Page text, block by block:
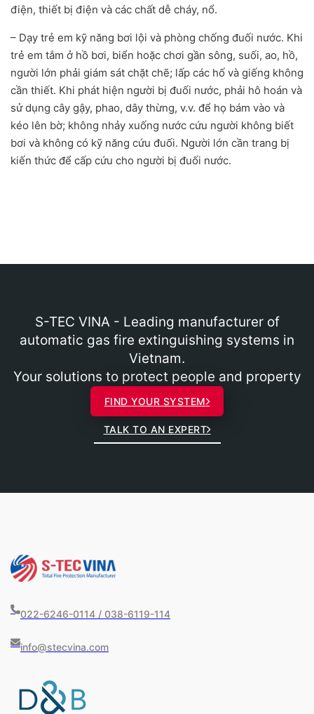
điện, thiết bị điện và các chất dễ cháy, nổ.
– Dạy trẻ em kỹ năng bơi lội và phòng chống đuối nước. Khi
trẻ em tắm ở hồ bơi, biển hoặc chơi gần sông, suối, ao, hồ,
người lớn phải giám sát chặt chẽ; lấp các hố và giếng không
cần thiết. Khi phát hiện người bị đuối nước, phải hô hoán và
sử dụng cây gậy, phao, dây thừng, v.v. để họ bám vào và
kéo lên bờ; không nhảy xuống nước cứu người không biết
bơi và không có kỹ năng cứu đuối. Người lớn cần trang bị
kiến thức để cấp cứu cho người bị đuối nước.
S-TEC VINA - Leading manufacturer of
automatic gas fire extinguishing systems in
Vietnam.
Your solutions to protect people and property
FIND YOUR SYSTEM
TALK TO AN EXPERT
022-6246-0114 / 038-6119-114
info@stecvina.com